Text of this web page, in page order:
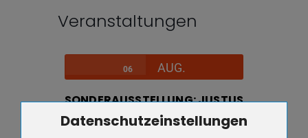
Veranstaltungen
06 AUG.
SONDERAUSSTELLUNG: JUSTUS
FRIEDRICH WILHELM ZACHARIÄ
Zum Betrieb der Seite notwendige Cookies / Drittanbieter:
Datenschutzeinstellungen